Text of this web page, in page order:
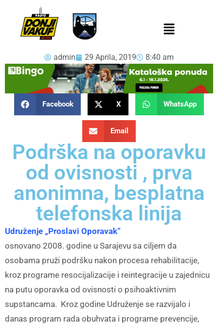
admin 29 Aprila, 2019 8:40 am
Facebook X WhatsApp
Email
Podrška na oporavku
od ovisnosti , prva
anonimna, besplatna
telefonska linija
Udruženje „Proslavi Oporavak“
osnovano 2008. godine u Sarajevu sa ciljem da
osobama pruži podršku nakon procesa rehabilitacije,
kroz programe resocijalizacije i reintegracije u zajednicu
na putu oporavka od ovisnosti o psihoaktivnim
supstancama. Kroz godine Udruženje se razvijalo i
danas program rada obuhvata i programe prevencije,